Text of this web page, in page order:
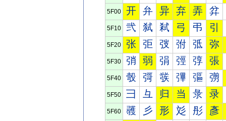
5F00 开 弁 异 弃 弄 弅
5F10 弐 弑 弒 弓 弔 引
5F20 张 弡 弢 弣 弤 弥
5F30 弰 弱 弲 弳 弴 張
5F40 彀 彁 彂 彃 彄 彅
5F50 彐 彑 归 当 彔 录
5F60 彠 彡 形 彣 彤 彥